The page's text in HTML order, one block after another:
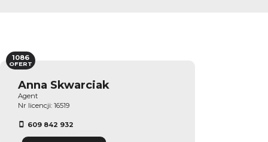
Anna Skwarciak
Agent
Nr licencji: 16519
609 842 932
1086
OFERT